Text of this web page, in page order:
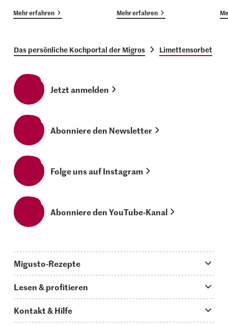
Mehr erfahren Mehr erfahren
Das persönliche Kochportal der Migros Limettensorbet
Jetzt anmelden
Abonniere den Newsletter
Folge uns auf Instagram
Abonniere den YouTube-Kanal
Migusto-Rezepte
Was koche ich heute?
Hauptgerichte
Lesen & profitieren
Kontakt & Hilfe